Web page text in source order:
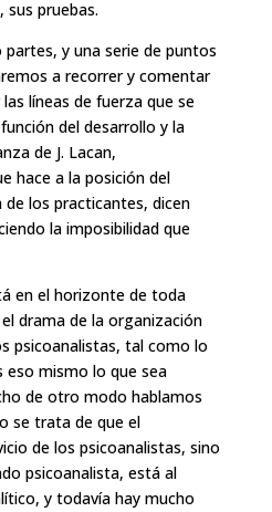
pruebas.
y una serie de puntos
a recorrer y comentar
líneas de fuerza que se
del desarrollo y la
de J. Lacan,
hace a la posición del
los practicantes, dicen
la imposibilidad que
en el horizonte de toda
drama de la organización
psicoanalistas, tal como lo
eso mismo lo que sea
de otro modo hablamos
se trata de que el
de los psicoanalistas, sino
psicoanalista, está al
y todavía hay mucho